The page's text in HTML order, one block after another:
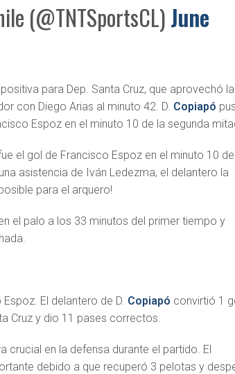
(@TNTSportsCL)June
para Dep. Santa Cruz, que aprovechó la
con Diego Arias al minuto 42. D. Copiapó
Espoz en el minuto 10 de la segunda
el gol de Francisco Espoz en el minuto 10
asistencia de Iván Ledezma, el delantero la
para el arquero!
el palo a los 33 minutos del primer tiempo y
El delantero de D. Copiapó convirtió 1
Cruz y dio 11 pases correctos.
crucial en la defensa durante el partido. El
debido a que recuperó 3 pelotas y